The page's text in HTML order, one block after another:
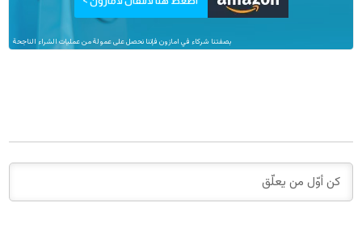
بصفتنا شركاء في امازون فإننا نحصل على عمولة من عمليات الشراء الناجحة